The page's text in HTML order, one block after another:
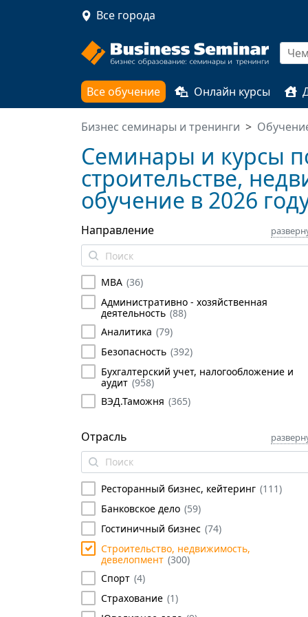
Все города
Все обучение Онлайн курсы
Бизнес семинары и тренинги
Семинары и курсы
строительстве,
обучение в 2026
Направление
MBA (36)
Административно - хозяйственная
деятельность (88)
Аналитика (79)
Безопасность (392)
Бухгалтерский учет, налогообложение и
аудит (958)
ВЭД.Таможня (365)
управление
Делопроизводство, секретариат (211)
Иностранные языки (130)
Информационные технологии (506)
Лизинг (10)
Личная эффективность (614
Логистика, снабжение и закупки
Отрасль
Ресторанный бизнес, кейтеринг (111)
Банковское дело (59)
Гостиничный бизнес (74)
Строительство, недвижимость,
девелопмент (300)
Спорт (4)
Страхование (1)